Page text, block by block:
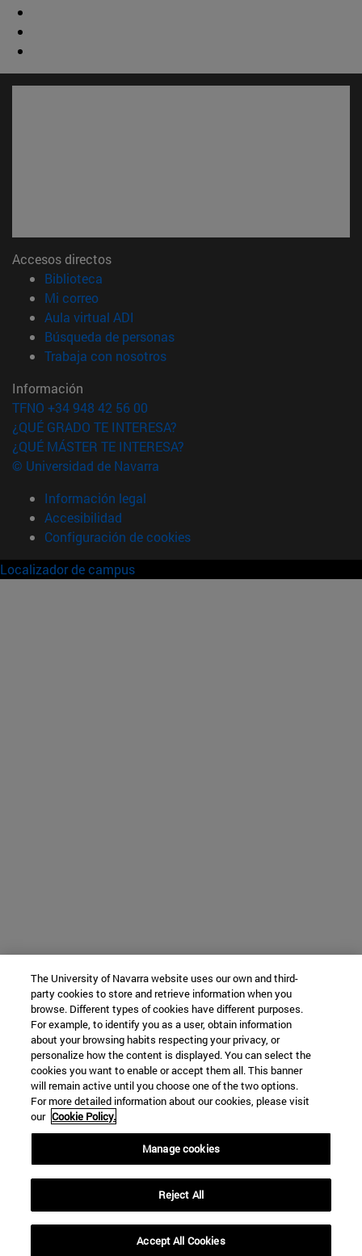
Accesos directos
Biblioteca
Mi correo(abre en nueva ventana)
Aula virtual ADI
Búsqueda de personas(abre en nueva ventana)
Trabaja con nosotros(abre en nueva ventana)
Información
TFNO +34 948 42 56 00
¿QUÉ GRADO TE INTERESA?
¿QUÉ MÁSTER TE INTERESA?
© Universidad de Navarra
Información legal
Accesibilidad
Configuración de cookies
Localizador de campus
The University of Navarra website uses our own and third-
party cookies to store and retrieve information when you
browse. Different types of cookies have different purposes.
For example, to identify you as a user, obtain information
about your browsing habits respecting your privacy, or
personalize how the content is displayed. You can select the
cookies you want to enable or accept them all. This banner
will remain active until you choose one of the two options.
For more detailed information about our cookies, please visit
our Cookie Policy.
Manage cookies
Reject All
Accept All Cookies